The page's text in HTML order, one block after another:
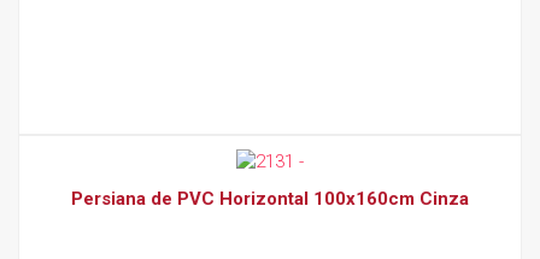
Persiana de PVC Horizontal 100x160cm Cinza